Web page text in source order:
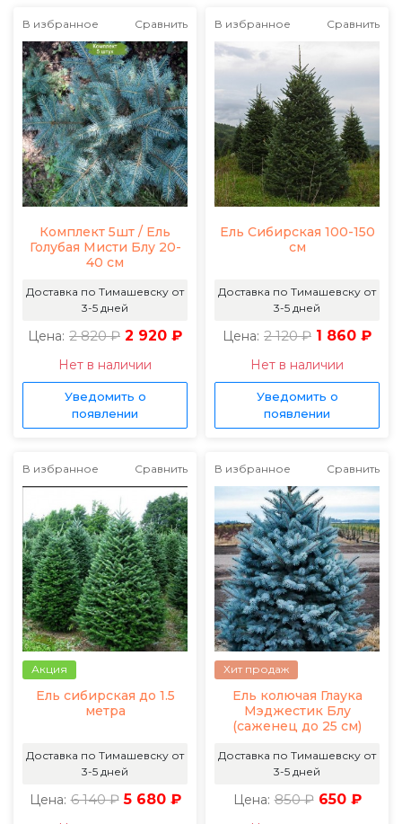
В избранное Сравнить
Комплект 5шт / Ель
Голубая Мисти Блу 20-
40 см
Доставка по Тимашевску от
3-5 дней
Цена: 2 820 ₽ 2 920 ₽
Нет в наличии
Уведомить о
появлении
В избранное Сравнить
Ель Сибирская 100-150
см
Доставка по Тимашевску от
3-5 дней
Цена: 2 120 ₽ 1 860 ₽
Нет в наличии
Уведомить о
появлении
В избранное Сравнить
Акция
Ель сибирская до 1.5
метра
Доставка по Тимашевску от
3-5 дней
Цена: 6 140 ₽ 5 680 ₽
В избранное Сравнить
Хит продаж
Ель колючая Глаука
Мэджестик Блу
(саженец до 25 см)
Доставка по Тимашевску от
3-5 дней
Цена: 850 ₽ 650 ₽